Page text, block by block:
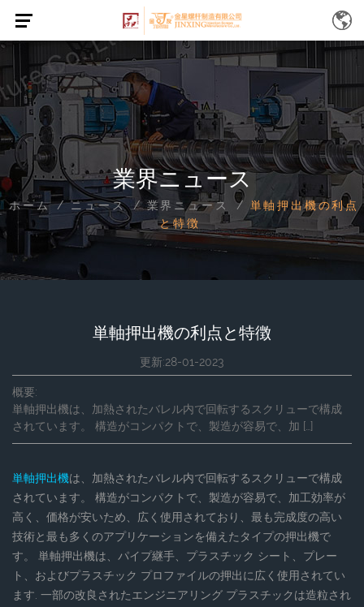
業界ニュース
ホーム / ニュース / 業界ニュース / 単軸押出機の利点
と特徴
単軸押出機の利点と特徴
更新:28-01-2023
概要:
単軸押出機は、加熱されたバレル内で回転するスクリューで構成
されています。 構造がコンパクトで、製造が容易で、加 […]
単軸押出機は、加熱されたバレル内で回転するスクリューで構成
されています。 構造がコンパクトで、製造が容易で、加工効率が
高く、価格が安いため、広く使用されており、最も完成度の高い
技術と最も多くのアプリケーションを備えたタイプの押出機で
す。 単軸押出機は、パイプ継手、プラスチック シート、プレー
ト、およびプラスチック プロファイルの押出に広く使用されてい
ます. 一部の改良されたエンジニアリング プラスチックは造粒され